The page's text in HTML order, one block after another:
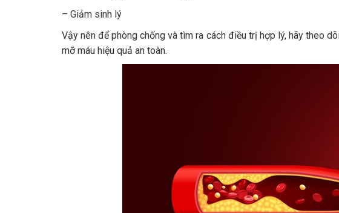
– Giảm sinh lý
Vậy nên để phòng chống và tìm ra cách điều trị hợp lý, hãy theo
mỡ máu hiệu quả an toàn.